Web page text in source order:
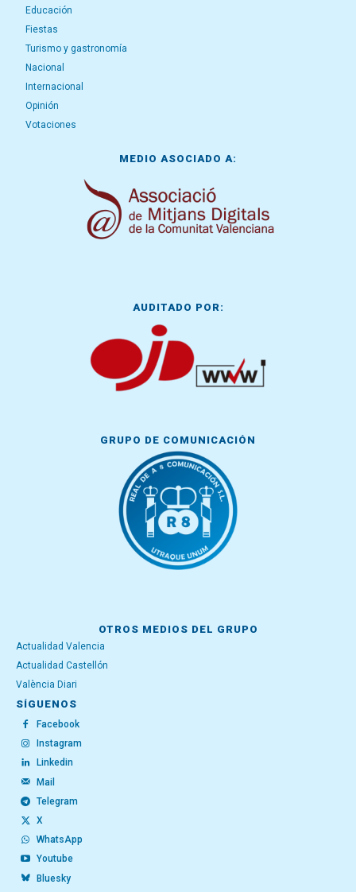
Educación
Fiestas
Turismo y gastronomía
Nacional
Internacional
Opinión
Votaciones
MEDIO ASOCIADO A:
AUDITADO POR:
GRUPO DE COMUNICACIÓN
OTROS MEDIOS DEL GRUPO
Actualidad Valencia
Actualidad Castellón
València Diari
SÍGUENOS
Facebook
Instagram
Linkedin
Mail
Telegram
X
WhatsApp
Youtube
Bluesky